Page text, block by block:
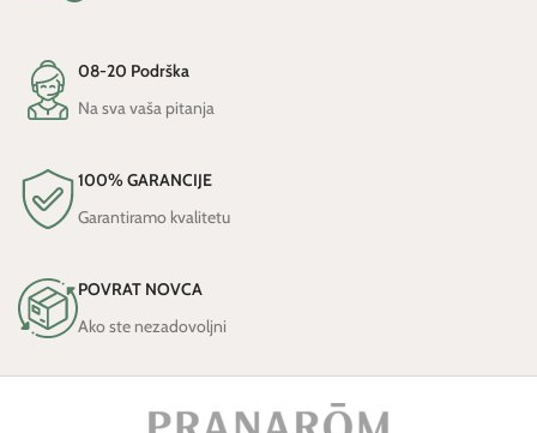
08-20 Podrška
Na sva vaša pitanja
100% GARANCIJE
Garantiramo kvalitetu
POVRAT NOVCA
Ako ste nezadovoljni